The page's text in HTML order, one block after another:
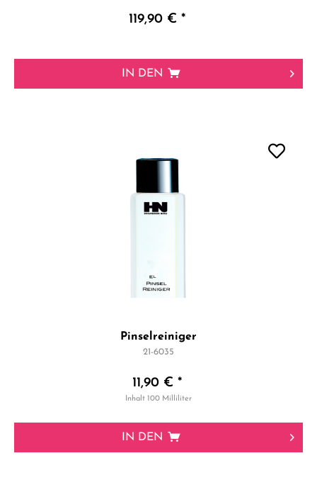
119,90 € *
IN DEN
Pinselreiniger
21-6035
11,90 € *
Inhalt100 Milliliter
IN DEN